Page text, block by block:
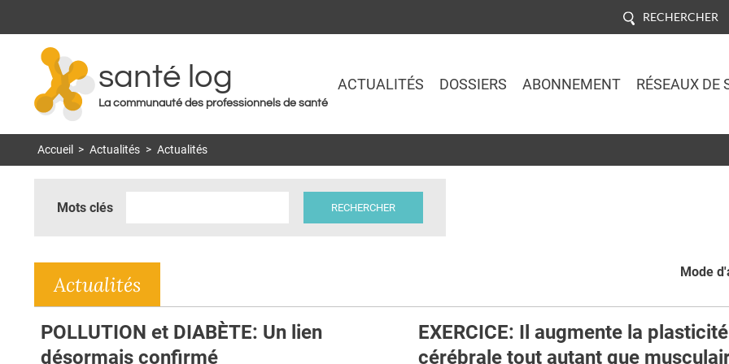
RECHERCHER
santé log
La communauté des professionnels de santé
ACTUALITÉS DOSSIERS ABONNEMENT RÉSEAUX DE
Accueil > Actualités > Actualités
Mots clés
Mode
Actualités
POLLUTION et DIABÈTE: Un lien
désormais confirmé
EXERCICE: Il augmente la plasticité
cérébrale tout autant que